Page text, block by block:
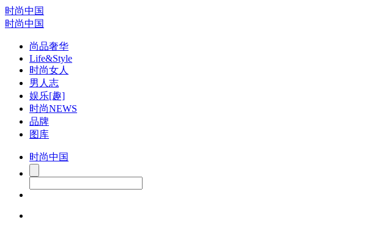
时尚中国
时尚中国
尚品奢华
Life&Style
时尚女人
男人志
娱乐[趣]
时尚NEWS
品牌
图库
时尚中国